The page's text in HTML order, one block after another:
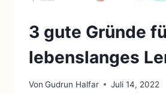
3 gute Gründe
lebenslanges
Von Gudrun Halfar Juli 14, 2022